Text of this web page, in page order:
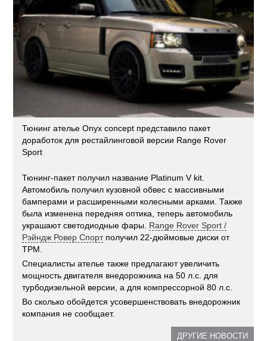
Тюнинг ателье Onyx concept представило пакет
доработок для рестайлинговой версии Range Rover
Sport
Тюнинг-пакет получил название Platinum V kit.
Автомобиль получил кузовной обвес с массивными
бамперами и расширенными колесными арками. Также
была изменена передняя оптика, теперь автомобиль
украшают светодиодные фары. Range Rover Sport /
Рэйндж Ровер Спортполучил 22-дюймовые диски от
TPM.
Специалисты ателье также предлагают увеличить
мощность двигателя внедорожника на 50 л.с. для
турбодизельной версии, а для компрессорной 80 л.с.
Во сколько обойдется усовершенствовать внедорожник
компания не сообщает.
ДРУГИЕ НОВОСТИ